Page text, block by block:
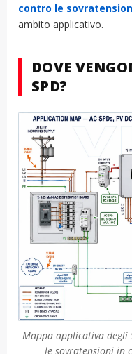
contro le
ambito applicativo.
DOVE
SPD?
Mappa applicativa degli
le sovratensioni in